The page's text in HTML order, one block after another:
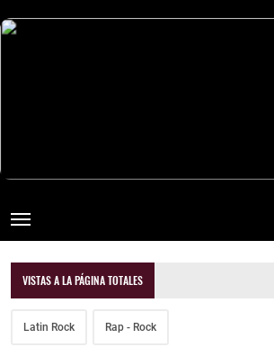
VISTAS A LA PÁGINA TOTALES
Latin Rock Rap - Rock